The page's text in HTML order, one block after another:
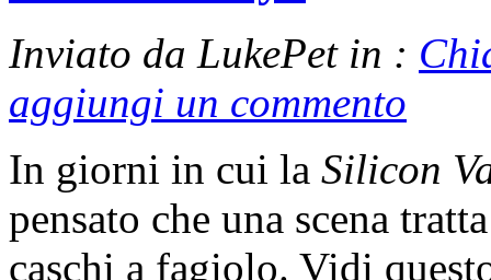
Inviato da LukePet in :
aggiungi un commento
In giorni in cui la Silicon
pensato che una scena
caschi a fagiolo. Vidi